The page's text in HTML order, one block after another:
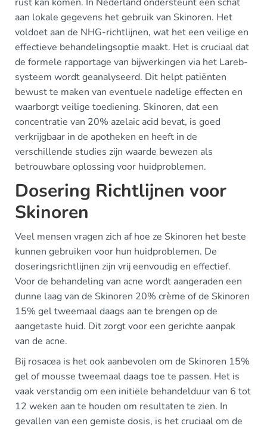
aan lokale gegevens het gebruik van Skinoren. Het
voldoet aan de NHG-richtlijnen, wat het een veilige en
effectieve behandelingsoptie maakt. Het is cruciaal dat
de formele rapportage van bijwerkingen via het Lareb-
systeem wordt geanalyseerd. Dit helpt patiënten
bewust te maken van eventuele nadelige effecten en
waarborgt veilige toediening. Skinoren, dat een
concentratie van 20% azelaic acid bevat, is goed
verkrijgbaar in de apotheken en heeft in de
verschillende studies zijn waarde bewezen als
betrouwbare oplossing voor huidproblemen.
Dosering Richtlijnen voor
Skinoren
Veel mensen vragen zich af hoe ze Skinoren het beste
kunnen gebruiken voor hun huidproblemen. De
doseringsrichtlijnen zijn vrij eenvoudig en effectief.
Voor de behandeling van acne wordt aangeraden een
dunne laag van de Skinoren 20% crème of de Skinoren
15% gel tweemaal daags aan te brengen op de
aangetaste huid. Dit zorgt voor een gerichte aanpak
van de acne.
Bij rosacea is het ook aanbevolen om de Skinoren 15%
gel of mousse tweemaal daags toe te passen. Het is
vaak verstandig om een initiële behandelduur van 6 tot
12 weken aan te houden om resultaten te zien. In
gevallen van een gemiste dosis, is het cruciaal om de